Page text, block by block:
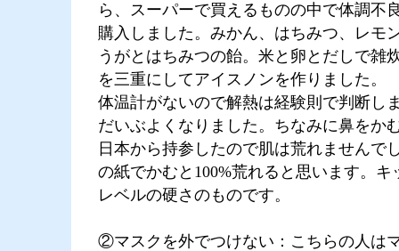
ら、スーパーで買えるものの中で体調不
購入しました。みかん、はちみつ、レモ
うがとはちみつの飴。米と卵とだしで雑
を三重にしてアイスノンを作りました。
体温計がないので解熱は経験則で判断し
だいぶよくなりました。ちなみに鼻をか
日本から持参したので肌は荒れませんで
の紙でかむと100%荒れると思います。キ
レベルの硬さのものです。
②マスクを外でつけない：こちらの人は